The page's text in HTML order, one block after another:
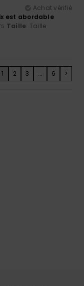
Achat vérifié
est abordable
Taille: Taille
1 2 3 ... 6 >